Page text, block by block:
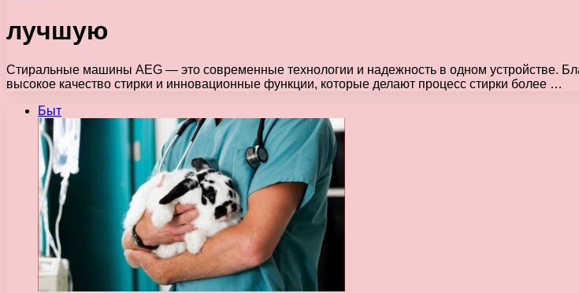
лучшую
Стиральные машины AEG — это современные технологии и надежность в одном устройстве.
высокое качество стирки и инновационные функции, которые делают процесс стирки более …
Быт